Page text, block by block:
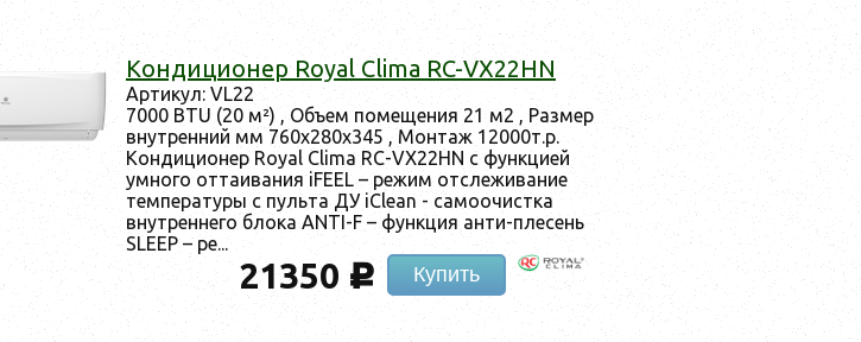
Кон­ди­ци­онер Royal Clima RC-VX22HN
Ар­ти­кул: VL22
7000 BTU (20 м²) , Объ­ем по­меще­ния 21 м2 , Раз­мер
внут­ренний мм 760x280x345 , Мон­таж 12000т.р.
Кон­ди­ци­онер Royal Clima RC-VX22HN c фун­кци­ей
ум­но­го от­та­ива­ния iFEEL – ре­жим от­сле­жива­ние
тем­пе­рату­ры с пуль­та ДУ iClean - cамо­очис­тка
внут­ренне­го бло­ка ANTI-F – фун­кция ан­ти-пле­сень
SLEEP – ре...
21350 c Купить